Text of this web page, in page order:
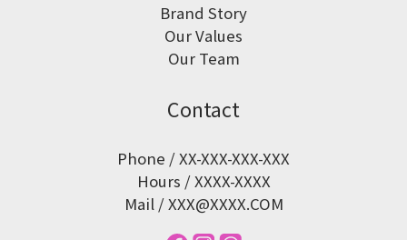
Brand Story
Our Values
Our Team
Contact
Phone / XX-XXX-XXX-XXX
Hours / XXXX-XXXX
Mail / XXX@XXXX.COM